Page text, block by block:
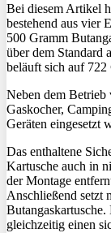
Bei diesem Artikel
bestehend aus vier
500 Gramm
über dem Standard
beläuft sich auf 722
Neben dem Betrieb
Gaskocher,
Geräten eingesetzt
Das enthaltene
Kartusche auch in
der Montage
Anschließend setzt
gleichzeitig einen